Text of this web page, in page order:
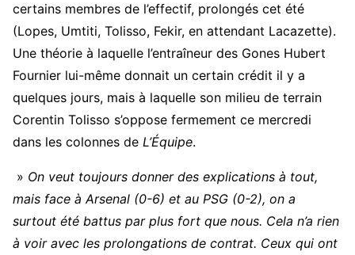
certains membres de l’effectif, prolongés cet été
(Lopes, Umtiti, Tolisso, Fekir, en attendant Lacazette).
Une théorie à laquelle l’entraîneur des Gones Hubert
Fournier lui-même donnait un certain crédit il y a
quelques jours, mais à laquelle son milieu de terrain
Corentin Tolisso s’oppose fermement ce mercredi
dans les colonnes de L’Équipe.
» On veut toujours donner des explications à tout,
mais face à Arsenal (0-6) et au PSG (0-2), on a
surtout été battus par plus fort que nous. Cela n’a rien
à voir avec les prolongations de contrat. Ceux qui ont